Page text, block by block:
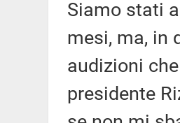
Siamo stati
mesi, ma, in
audizioni
presidente